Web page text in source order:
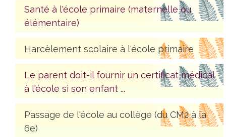
Santé à l'école primaire (maternelle ou
élémentaire)
Harcèlement scolaire à l'école primaire
Le parent doit-il fournir un certificat médical
à l'école si son enfant ...
Passage de l'école au collège (du CM2 à la
6e)